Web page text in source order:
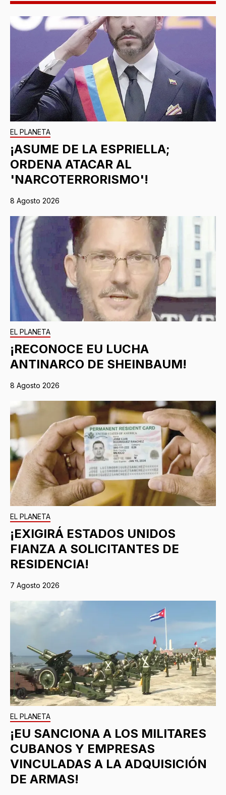
EL PLANETA
¡ASUME DE LA ESPRIELLA;
ORDENA ATACAR AL
'NARCOTERRORISMO'!
8 Agosto 2026
EL PLANETA
¡RECONOCE EU LUCHA
ANTINARCO DE SHEINBAUM!
8 Agosto 2026
EL PLANETA
¡EXIGIRÁ ESTADOS UNIDOS
FIANZA A SOLICITANTES DE
RESIDENCIA!
7 Agosto 2026
EL PLANETA
¡EU SANCIONA A LOS MILITARES
CUBANOS Y EMPRESAS
VINCULADAS A LA ADQUISICIÓN
DE ARMAS!